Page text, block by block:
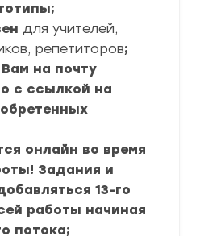
для учителей,
репетиторов;
на почту
с ссылкой на
онлайн во время
Задания и
13-го
работы начиная
потока;